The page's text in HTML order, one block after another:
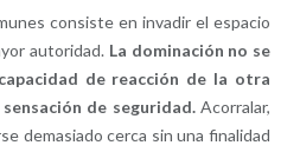
consiste en invadir el espacio
autoridad. La dominación no se
de reacción de la otra
de seguridad.Acorralar,
demasiado cerca sin una finalidad